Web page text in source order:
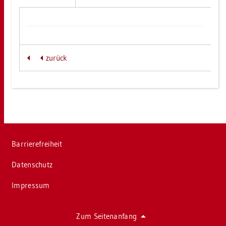
zu­rück
Bar­rie­re­frei­heit
Da­ten­schutz
Im­pres­sum
Zum Sei­ten­an­fang